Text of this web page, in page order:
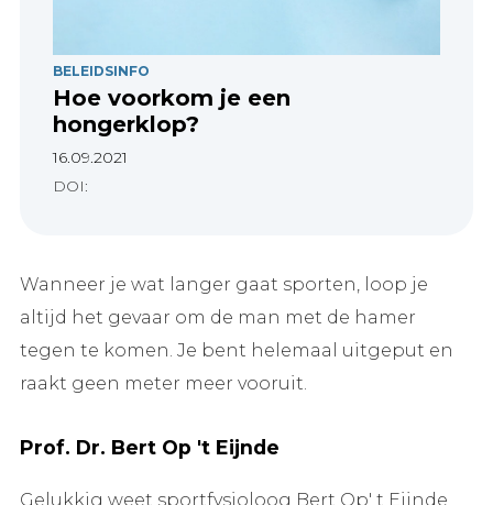
BELEIDSINFO
Hoe voorkom je een
hongerklop?
16.09.2021
DOI:
Wanneer je wat langer gaat sporten, loop je
altijd het gevaar om de man met de hamer
tegen te komen. Je bent helemaal uitgeput en
raakt geen meter meer vooruit.
Prof. Dr. Bert Op 't Eijnde
Gelukkig weet sportfysioloog Bert Op' t Eijnde